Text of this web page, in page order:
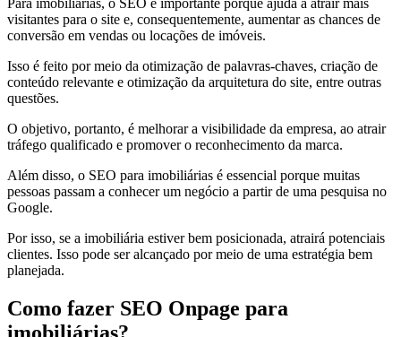
visitantes para o site e, consequentemente, aumentar as chances de
conversão em vendas ou locações de imóveis.
Isso é feito por meio da otimização de palavras-chaves, criação de
conteúdo relevante e otimização da arquitetura do site, entre outras
questões.
O objetivo, portanto, é melhorar a visibilidade da empresa, ao atrair
tráfego qualificado e promover o reconhecimento da marca.
Além disso, o SEO para imobiliárias é essencial porque muitas
pessoas passam a conhecer um negócio a partir de uma pesquisa no
Google.
Por isso, se a imobiliária estiver bem posicionada, atrairá potenciais
clientes. Isso pode ser alcançado por meio de uma estratégia bem
planejada.
Como fazer SEO Onpage para
imobiliárias?